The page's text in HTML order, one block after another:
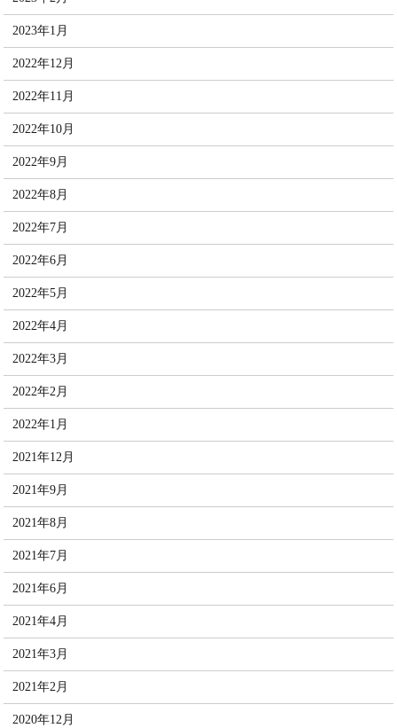
2023年1月
2022年12月
2022年11月
2022年10月
2022年9月
2022年8月
2022年7月
2022年6月
2022年5月
2022年4月
2022年3月
2022年2月
2022年1月
2021年12月
2021年9月
2021年8月
2021年7月
2021年6月
2021年4月
2021年3月
2021年2月
2020年12月